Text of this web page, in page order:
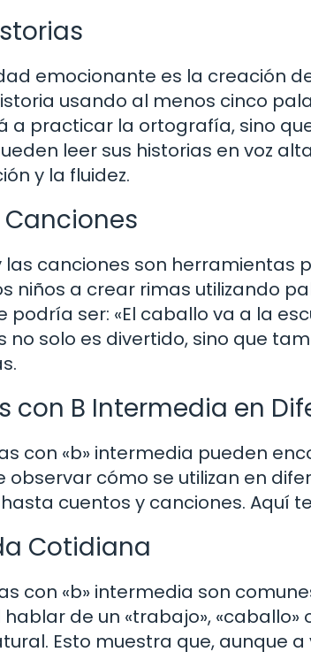
emocionante es la creación
usando al menos cinco
a practicar la ortografía, sino
leer sus historias en voz
y la fluidez.
Canciones
las canciones son herramientas
niños a crear rimas utilizando
podría ser: «El caballo va a la
no solo es divertido, sino que
con B Intermedia en
con «b» intermedia pueden
observar cómo se utilizan en
cuentos y canciones. Aquí
Cotidiana
con «b» intermedia son
de un «trabajo»,
Esto muestra que, aunque